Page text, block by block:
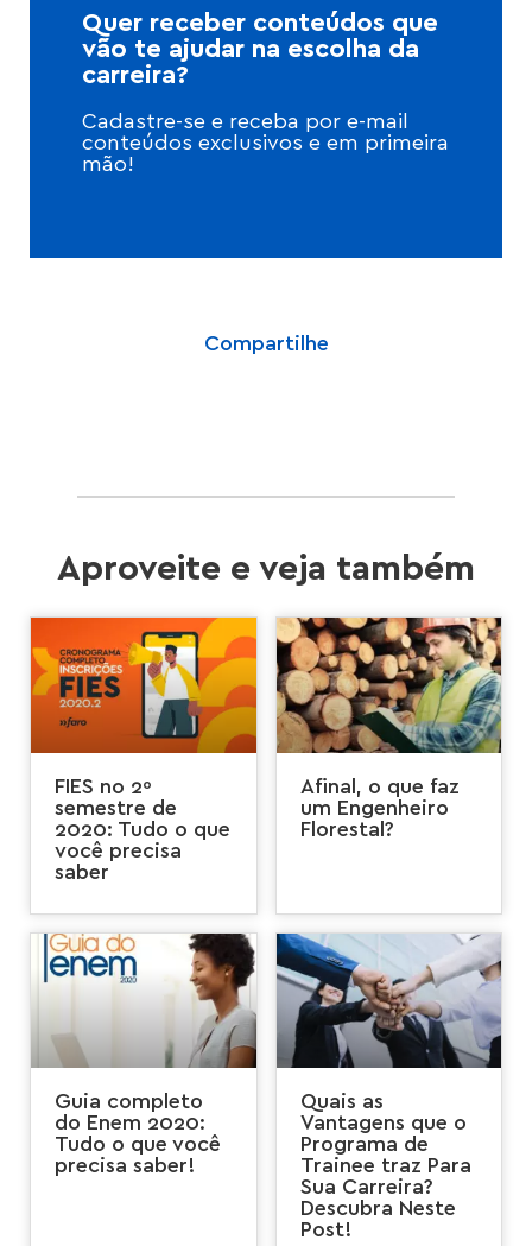
Quer receber conteúdos que
vão te ajudar na escolha da
carreira?
Cadastre-se e receba por e-mail
conteúdos exclusivos e em primeira
mão!
Compartilhe
Aproveite e veja também
FIES no 2º
semestre de
2020: Tudo o que
você precisa
saber
Afinal, o que faz
um Engenheiro
Florestal?
Guia completo
do Enem 2020:
Tudo o que você
precisa saber!
Quais as
Vantagens que o
Programa de
Trainee traz Para
Sua Carreira?
Descubra Neste
Post!